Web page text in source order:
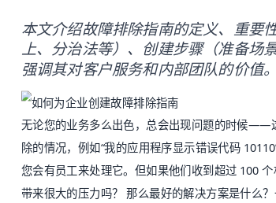
本文介绍故障排除指南的定义、重要
上、分治法等）、创建步骤（准备场
强调其对客户服务和内部团队的价值。
无论您的业务多么出色，总会出现问题的时候——
除的情况，例如“我的应用程序显示错误代码
您会有员工来处理它。但如果他们收到超过 100
带来很大的压力吗？ 那么最好的解决方案是什么